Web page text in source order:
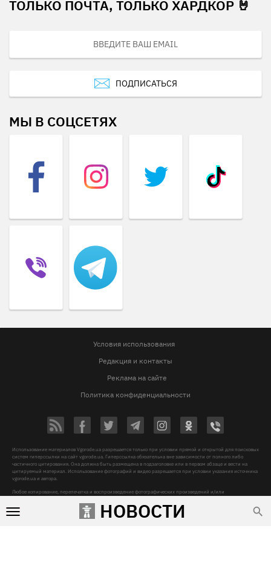
НОВОСТИ
ТОЛЬКО ПОЧТА, ТОЛЬКО ХАРДКОР 🤘
ПОДПИСАТЬСЯ
МЫ В СОЦСЕТЯХ
Условия использования
Редакция и контакты
Реклама на сайте
Политика конфиденциальности
Использование материалов Vgorode.ua разрешается только при условии прямой и открытой для поисковых
систем гиперссылки на сайт vgorode.ua. Гиперссылка обязательна вне зависимости от полного либо
частичного цитирования. Она должна быть размещена в подзаголовке или в первом абзаце и вести на
цитируемый материал. Использование фотографий и видео разрешается при условии указания источника
vgorode.ua и автора.
Любое копирование, перепечатка и воспроизведение фотографических произведений и/или
Субъект в сфере онлайн-медиа, Название онлайн-медиа - «VGORODE», Адрес: 02091, місто Київ,
ХАРКІВСЬКЕ ШОСЕ, будинок 172-Б, офіс 208/1, E-mail:
sunlight@mediadim.com.ua